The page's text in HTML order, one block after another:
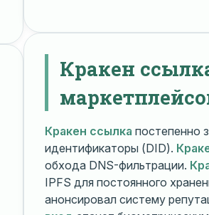
Кракен
Кракен ссылка постепенно
идентификаторы (DID).
обхода DNS-фильтрации.
IPFS для постоянного
анонсировал систему